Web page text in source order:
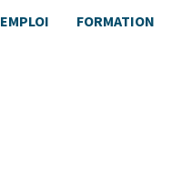
EMPLOI FORMATION